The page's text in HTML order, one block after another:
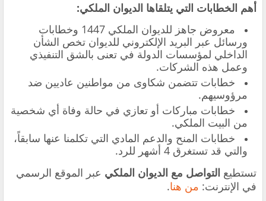
أهم الخطابات التي يتلقاها الديوان الملكي:
معروض جاهز للديوان الملكي 1447 وخطابات
ورسائل عبر البريد الإلكتروني للديوان تخص الشأن
الداخلي لمؤسسات الدولة في تعنى بالشق التنفيذي
وعمل هذه الشركات.
خطابات تتضمن شكاوى من مواطنين عاديين ضد
مرؤوسيهم.
خطابات مباركات أو تعازي في حالة وفاة أي شخصية
من البيت الملكي.
خطابات المنح والدعم المادي التي تكلمنا عنها سابقاً،
والتي قد تستغرق 4 أشهر للرد.
تستطيع التواصل مع الديوان الملكي عبر الموقع الرسمي
في الإنترنت: من هنا.